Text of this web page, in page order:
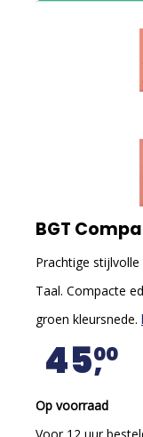
BGT
Prachtige
Taal. Compacte
groen kleursnede.
4500
Op voorraad